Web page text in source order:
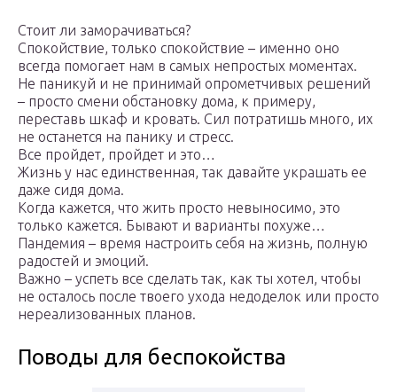
Стоит ли заморачиваться?
Спокойствие, только спокойствие – именно оно
всегда помогает нам в самых непростых моментах.
Не паникуй и не принимай опрометчивых решений
– просто смени обстановку дома, к примеру,
переставь шкаф и кровать. Сил потратишь много, их
не останется на панику и стресс.
Все пройдет, пройдет и это…
Жизнь у нас единственная, так давайте украшать ее
даже сидя дома.
Когда кажется, что жить просто невыносимо, это
только кажется. Бывают и варианты похуже…
Пандемия – время настроить себя на жизнь, полную
радостей и эмоций.
Важно – успеть все сделать так, как ты хотел, чтобы
не осталось после твоего ухода недоделок или просто
нереализованных планов.
Поводы для беспокойства